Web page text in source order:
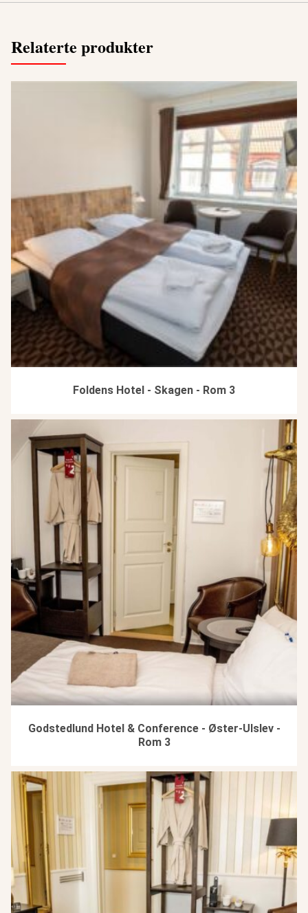
Relaterte produkter
Foldens Hotel - Skagen - Rom 3
Godstedlund Hotel & Conference - Øster-Ulslev -
Rom 3